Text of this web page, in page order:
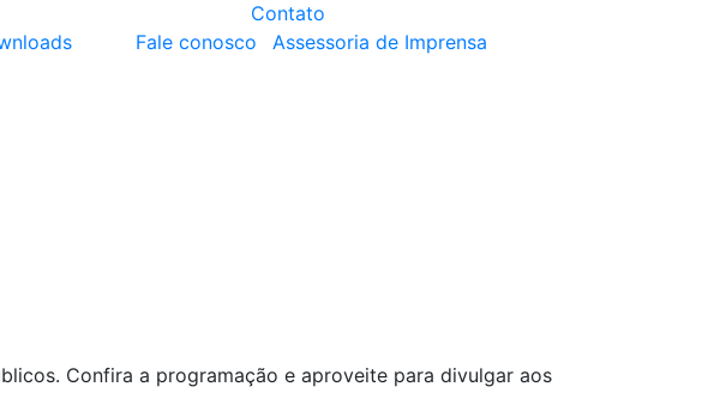
Contato
Fale conosco
Assessoria de Imprensa
Confira a programação e aproveite para divulgar aos